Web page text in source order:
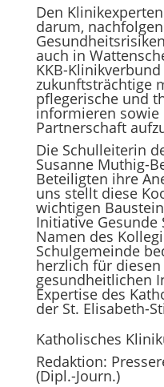
Den
darum,
auch in
KKB-
zukunftsträchtige
pflegerische und
informieren sowie
Partnerschaft
Die Schulleiterin
Susanne Muthig-
Beteiligten ihre
uns stellt diese
wichtigen
Initiative Gesunde
Namen des
Schulgemeinde
herzlich für
gesundheitlichen
Expertise des
der St. Elisabeth-
Katholisches
Redaktion:
(Dipl.-Journ.)